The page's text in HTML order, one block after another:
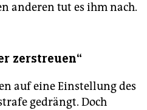
anderen tut es ihm nach.
zerstreuen“
auf eine Einstellung des
gedrängt. Doch